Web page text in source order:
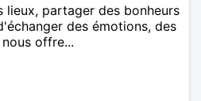
lieux, partager des bonheurs
des émotions, des
offre...